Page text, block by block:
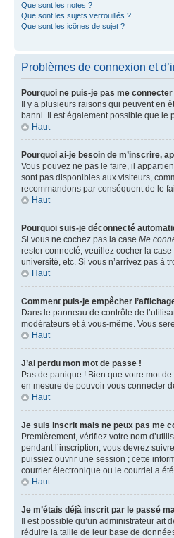
Que sont les notes ?
Que sont les sujets verrouillés ?
Que sont les icônes de sujet ?
Problèmes de connexion et
Pourquoi ne puis-je pas me connecter
Il y a plusieurs raisons qui peuvent en
banni. Il est également possible que le
Haut
Pourquoi ai-je besoin de m’inscrire,
Vous pouvez ne pas le faire, il
sont pas disponibles aux visiteurs,
recommandons par conséquent de le
Haut
Pourquoi suis-je déconnecté
Si vous ne cochez pas la case Me
rester connecté, veuillez cocher la
université, etc. Si vous n’arrivez pas à
Haut
Comment puis-je empêcher
Dans le panneau de contrôle de
modérateurs et à vous-même. Vous
Haut
J’ai perdu mon mot de passe !
Pas de panique ! Bien que votre mot
en mesure de pouvoir vous connecter
Haut
Je suis inscrit mais ne peux pas me
Premièrement, vérifiez votre nom
pendant l’inscription, vous devrez
puissiez ouvrir une session ; cette
courrier électronique ou le courriel a
Haut
Je m’étais déjà inscrit par le passé
Il est possible qu’un administrateur
réduire la taille de leur base de